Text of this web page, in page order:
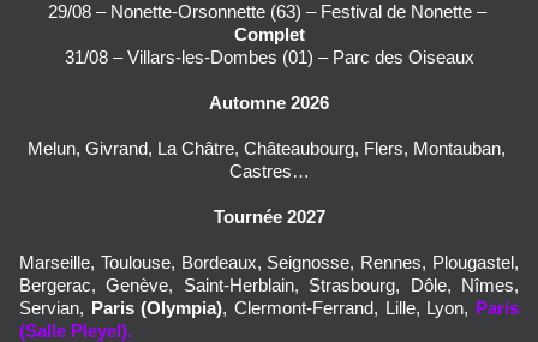
29/08 – Nonette-Orsonnette (63) – Festival de Nonette –
Complet
31/08 – Villars-les-Dombes (01) – Parc des Oiseaux
Automne 2026
Melun, Givrand, La Châtre, Châteaubourg, Flers, Montauban,
Castres…
Tournée 2027
Marseille, Toulouse, Bordeaux, Seignosse, Rennes, Plougastel,
Bergerac, Genève, Saint-Herblain, Strasbourg, Dôle, Nîmes,
Servian, Paris (Olympia), Clermont-Ferrand, Lille, Lyon, Paris
(Salle Pleyel).